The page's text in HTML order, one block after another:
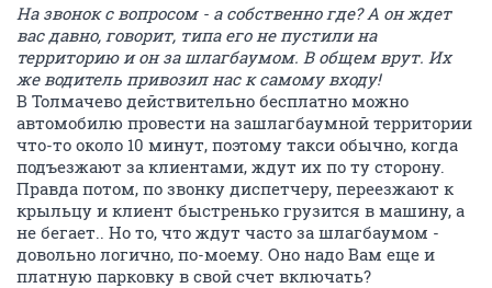
На звонок с вопросом - а собственно где? А он ждет
вас давно, говорит, типа его не пустили на
территорию и он за шлагбаумом. В общем врут. Их
же водитель привозил нас к самому входу!
В Толмачево действительно бесплатно можно
автомобилю провести на зашлагбаумной территории
что-то около 10 минут, поэтому такси обычно, когда
подъезжают за клиентами, ждут их по ту сторону.
Правда потом, по звонку диспетчеру, переезжают к
крыльцу и клиент быстренько грузится в машину, а
не бегает.. Но то, что ждут часто за шлагбаумом -
довольно логично, по-моему. Оно надо Вам еще и
платную парковку в свой счет включать?